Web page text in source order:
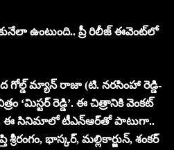
ఉంటుంది.. ప్రీ రిలీజ్ ఈవెంట్‌లో
గోల్డ్ మ్యాన్ రాజా (టి. నరసింహా రెడ్డి-
‘మిస్టర్ రెడ్డి’. ఈ చిత్రానికి వెంకట్
ఈ సినిమాలో టీఎన్ఆర్‌తో పాటుగా..
భాస్కర్, మల్లికార్జున్, శంకర్